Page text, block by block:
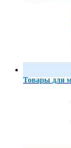
Товары для